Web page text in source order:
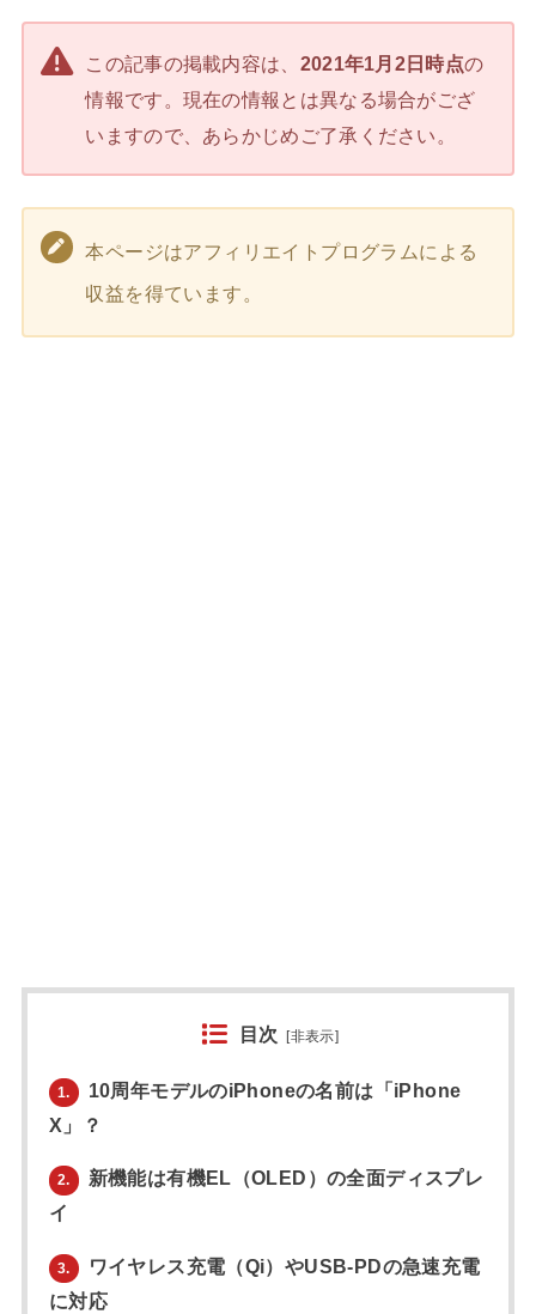
この記事の掲載内容は、 2021年1月2日時点の
情報です。現在の情報とは異なる場合がござ
いますので、あらかじめご了承ください。
本ページはアフィリエイトプログラムによる
収益を得ています。
目次 [非表示]
1.
10周年モデルのiPhoneの名前は「iPhone
X」？
2.
新機能は有機EL（OLED）の全面ディスプレ
イ
3.
ワイヤレス充電（Qi）やUSB-PDの急速充電
に対応